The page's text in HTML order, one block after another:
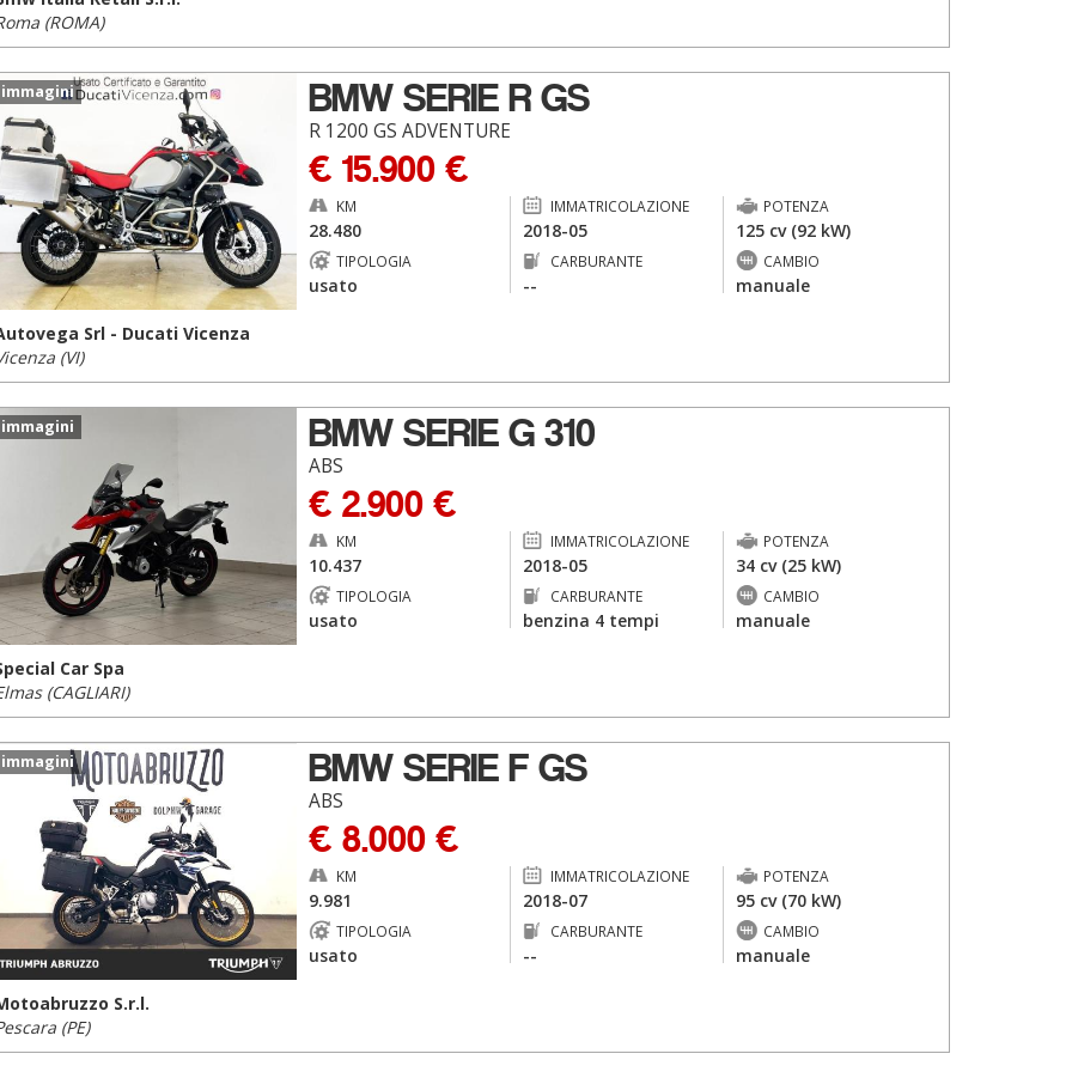
(ROMA)
immagini BMW SERIE R GS
R 1200 GS ADVENTURE
€ 15.900 €
KM
28.480
IMMATRICOLAZIONE
2018-05
POTENZA
125 cv (92 kW)
TIPOLOGIA
usato
CARBURANTE
--
CAMBIO
manuale
Srl - Ducati Vicenza
(VI)
immagini BMW SERIE G 310
ABS
€ 2.900 €
KM
10.437
IMMATRICOLAZIONE
2018-05
POTENZA
34 cv (25 kW)
TIPOLOGIA
usato
CARBURANTE
benzina 4 tempi
CAMBIO
manuale
Car Spa
(CAGLIARI)
immagini BMW SERIE F GS
ABS
€ 8.000 €
KM
9.981
IMMATRICOLAZIONE
2018-07
POTENZA
95 cv (70 kW)
TIPOLOGIA
usato
CARBURANTE
--
CAMBIO
manuale
S.r.l.
(PE)